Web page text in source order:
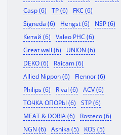
Casp (6)
TP (6)
FKC (6)
Signeda (6)
Hengst (6)
NSP (6)
Китай (6)
Valeo PHC (6)
Great wall (6)
UNION (6)
DEKO (6)
Raicam (6)
Allied Nippon (6)
Flennor (6)
Philips (6)
Rival (6)
ACV (6)
ТОЧКА ОПОРЫ (6)
STP (6)
MEAT & DORIA (6)
Rosteco (6)
NGN (6)
Ashika (5)
KOS (5)